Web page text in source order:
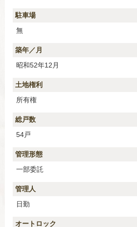
駐車場
無
築年／月
昭和52年12月
土地権利
所有権
総戸数
54戸
管理形態
一部委託
管理人
日勤
オートロック